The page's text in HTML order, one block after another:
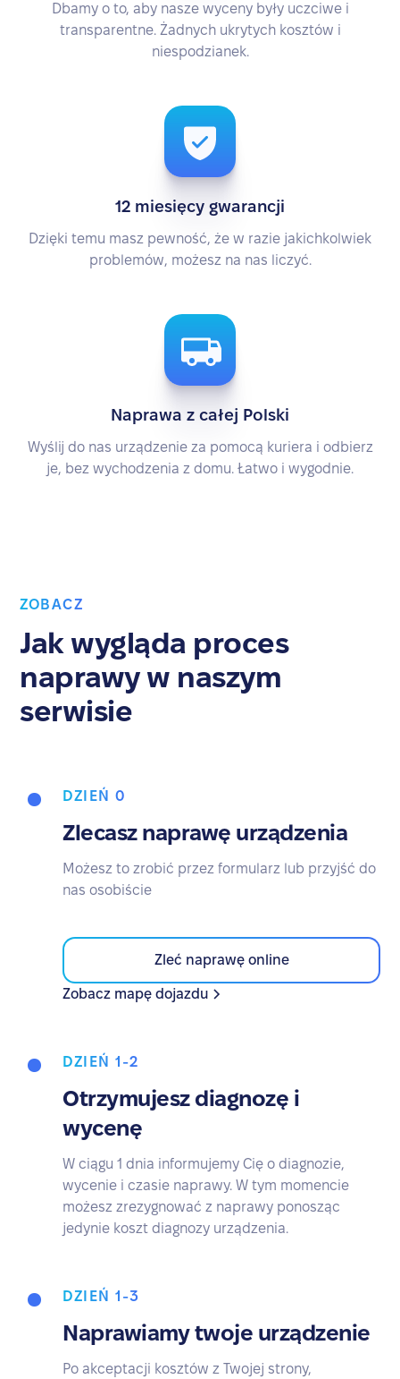
Dbamy o to, aby nasze wyceny były uczciwe i
transparentne. Żadnych ukrytych kosztów i
niespodzianek.
12 miesięcy gwarancji
Dzięki temu masz pewność, że w razie jakichkolwiek
problemów, możesz na nas liczyć.
Naprawa z całej Polski
Wyślij do nas urządzenie za pomocą kuriera i odbierz
je, bez wychodzenia z domu. Łatwo i wygodnie.
ZOBACZ
Jak wygląda proces
naprawy w naszym
serwisie
DZIEŃ 0
Zlecasz naprawę urządzenia
Możesz to zrobić przez formularz lub przyjść do
nas osobiście
Zleć naprawę online
Zobacz mapę dojazdu
DZIEŃ 1-2
Otrzymujesz diagnozę i
wycenę
W ciągu 1 dnia informujemy Cię o diagnozie,
wycenie i czasie naprawy. W tym momencie
możesz zrezygnować z naprawy ponosząc
jedynie koszt diagnozy urządzenia.
DZIEŃ 1-3
Naprawiamy twoje urządzenie
Po akceptacji kosztów z Twojej strony,